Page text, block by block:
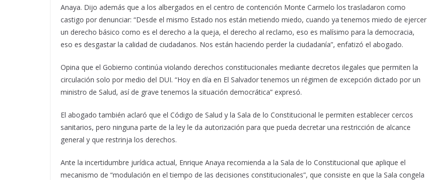
Anaya. Dijo además que a los albergados en el centro de contención Monte Carmelo los trasladaron como
castigo por denunciar: “Desde el mismo Estado nos están metiendo miedo, cuando ya tenemos miedo de ejercer
un derecho básico como es el derecho a la queja, el derecho al reclamo, eso es malísimo para la democracia,
eso es desgastar la calidad de ciudadanos. Nos están haciendo perder la ciudadanía”, enfatizó el abogado.
Opina que el Gobierno continúa violando derechos constitucionales mediante decretos ilegales que permiten la
circulación solo por medio del DUI. “Hoy en día en El Salvador tenemos un régimen de excepción dictado por un
ministro de Salud, así de grave tenemos la situación democrática” expresó.
El abogado también aclaró que el Código de Salud y la Sala de lo Constitucional le permiten establecer cercos
sanitarios, pero ninguna parte de la ley le da autorización para que pueda decretar una restricción de alcance
general y que restrinja los derechos.
Ante la incertidumbre jurídica actual, Enrique Anaya recomienda a la Sala de lo Constitucional que aplique el
mecanismo de “modulación en el tiempo de las decisiones constitucionales”, que consiste en que la Sala congela